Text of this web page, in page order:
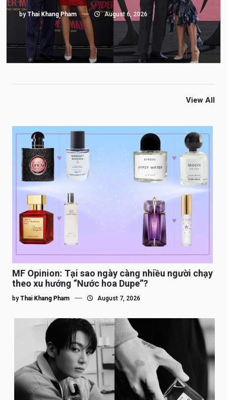
by Thai Khang Pham August 6, 2026
View All
MF Opinion: Tại sao ngày càng nhiều người chạy
theo xu hướng “Nước hoa Dupe”?
by Thai Khang Pham August 7, 2026